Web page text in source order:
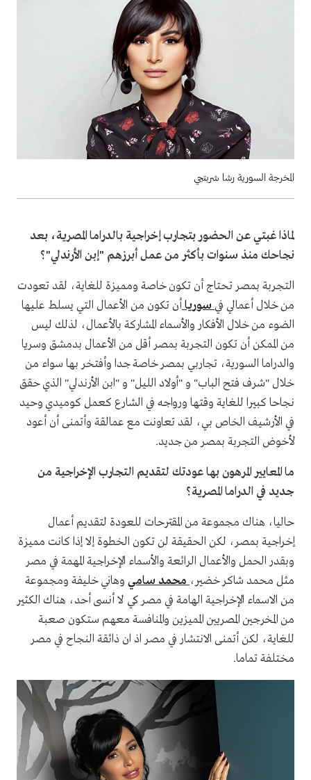
المخرجة السورية رشا شربتجي
لماذا غبتي عن الحضور بتجارب إخراجية بالدراما المصرية، بعد
نجاحك منذ سنوات بأكثر من عمل أبرزهم "إبن الأرندلي"؟
التجربة بمصر تحتاج أن تكون خاصة ومميزة للغاية، لقد تعودت
من خلال أعمالي في سوريا أن تكون من الأعمال التي يسلط عليها
الضوء من خلال الأفكار والأسماء المشاركة بالأعمال، لذلك ليس
من الممكن أن تكون التجربة بمصر أقل من الأعمال بدمشق وسريا
والدراما السورية، تجاربي بمصر خاصة جدا وأفتخر بها سواء من
خلال "شرف فتح الباب" و "أولاد الليل" و "ابن الأرندلي" الذي حقق
نجاحا كبيرا للغاية وقتها ورواجه في الشارع كعمل كوميدي وحيد
في الأرشيف الخاص بي، لقد تعاونت مع عمالقة وأتمنى أن أعود
لأخوض التجربة بمصر من جديد.
ما المعايير المرهون بها عودتك لتقديم التجارب الإخراجية من
جديد في الدراما المصرية؟
حاليا، هناك مجموعة من المقترحات للعودة لتقديم أعمال
إخراجية بمصر، لكن الحقيقة لن تكون الخطوة إلا إذا كانت مميزة
وبقدر الحمل والأعمال الرائعة والأسماء الإخراجية المهمة في مصر
مثل محمد شاكر خضير، محمد سامي وهاني خليفة ومجموعة
من الاسماء الإخراجية الهامة في مصر كي لا أنسى أحد، هناك الكثير
من المخرجين المصريين المميزين والمنافسة معهم ستكون صعبة
للغاية، لكن أتمنى الانتشار في مصر اذ ان ذائقة النجاح في مصر
مختلفة تماما.